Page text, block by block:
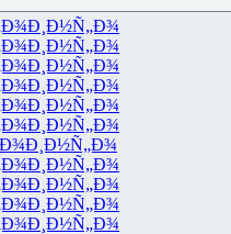
Ð¸Ð½Ñ„Ð¾
Ð¸Ð½Ñ„Ð¾
Ð¸Ð½Ñ„Ð¾
Ð¸Ð½Ñ„Ð¾
Ð¸Ð½Ñ„Ð¾
Ð¸Ð½Ñ„Ð¾
Ð¸Ð½Ñ„Ð¾
Ð¸Ð½Ñ„Ð¾
Ð¸Ð½Ñ„Ð¾
Ð¸Ð½Ñ„Ð¾
Ð¸Ð½Ñ„Ð¾